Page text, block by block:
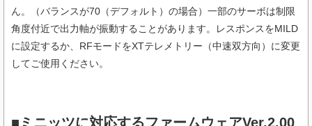
ん。（バランスが70（デフォルト）の場合）一部のサーボは制限
角度付近で出力軸が振動することがあります。レスポンスをMILD
に設定するか、RFモードをXTテレメトリー（中速双方向）に変更
してご使用ください。
■ミニッツに対応するファームウェアVer.2.00